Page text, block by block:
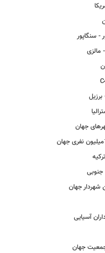
- سنگاپور
مالزی
برزیل
جهان
جنوبی
شهردار جهان
آسیایی
جهان